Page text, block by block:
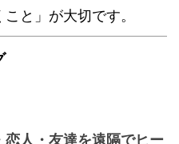
と」が大切です。
人・友達を遠隔でヒー